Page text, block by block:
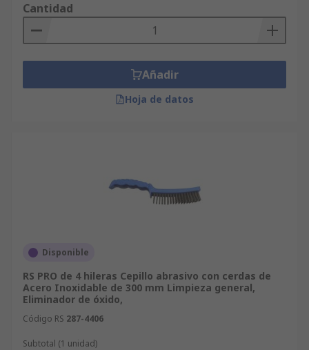
Cantidad
Añadir
Hoja de datos
Disponible
RS PRO de 4 hileras Cepillo abrasivo con cerdas de
Acero Inoxidable de 300 mm Limpieza general,
Eliminador de óxido,
Código RS 287-4406
Subtotal (1 unidad)